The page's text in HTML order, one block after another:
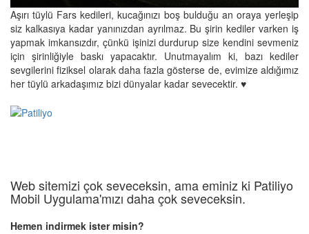
Aşırı tüylü Fars kedileri, kucağınızı boş bulduğu an oraya yerleşip
siz kalkasıya kadar yanınızdan ayrılmaz. Bu şirin kediler varken iş
yapmak imkansızdır, çünkü işinizi durdurup size kendini sevmeniz
için şirinliğiyle baskı yapacaktır. Unutmayalım ki, bazı kediler
sevgilerini fiziksel olarak daha fazla gösterse de, evimize aldığımız
her tüylü arkadaşımız bizi dünyalar kadar sevecektir. ♥
Web sitemizi çok seveceksin, ama eminiz ki Patiliyo
Mobil Uygulama'mızı daha çok seveceksin.
Hemen indirmek ister misin?